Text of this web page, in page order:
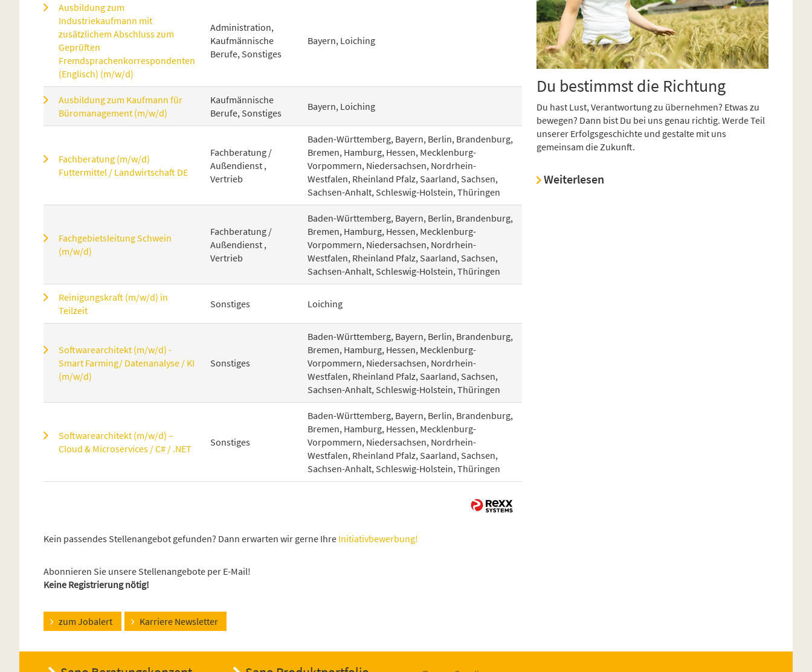
Ausbildung zum
Industriekaufmann mit
zusätzlichem Abschluss zum
Geprüften
Fremdsprachenkorrespondenten
(Englisch) (m/w/d)
Administration,
Kaufmännische
Berufe, Sonstiges
Bayern, Loiching
Ausbildung zum Kaufmann für
Büromanagement (m/w/d)
Kaufmännische
Berufe, Sonstiges
Bayern, Loiching
Fachberatung (m/w/d)
Futtermittel / Landwirtschaft DE
Fachberatung /
Außendienst ,
Vertrieb
Baden-Württemberg, Bayern, Berlin, Brandenburg,
Bremen, Hamburg, Hessen, Mecklenburg-
Vorpommern, Niedersachsen, Nordrhein-
Westfalen, Rheinland Pfalz, Saarland, Sachsen,
Sachsen-Anhalt, Schleswig-Holstein, Thüringen
Fachgebietsleitung Schwein
(m/w/d)
Fachberatung /
Außendienst ,
Vertrieb
Baden-Württemberg, Bayern, Berlin, Brandenburg,
Bremen, Hamburg, Hessen, Mecklenburg-
Vorpommern, Niedersachsen, Nordrhein-
Westfalen, Rheinland Pfalz, Saarland, Sachsen,
Sachsen-Anhalt, Schleswig-Holstein, Thüringen
Reinigungskraft (m/w/d) in
Teilzeit
Sonstiges Loiching
Softwarearchitekt (m/w/d) -
Smart Farming/ Datenanalyse / KI
(m/w/d)
Sonstiges
Baden-Württemberg, Bayern, Berlin, Brandenburg,
Bremen, Hamburg, Hessen, Mecklenburg-
Vorpommern, Niedersachsen, Nordrhein-
Westfalen, Rheinland Pfalz, Saarland, Sachsen,
Sachsen-Anhalt, Schleswig-Holstein, Thüringen
Softwarearchitekt (m/w/d) –
Cloud & Microservices / C# / .NET
Sonstiges
Baden-Württemberg, Bayern, Berlin, Brandenburg,
Bremen, Hamburg, Hessen, Mecklenburg-
Vorpommern, Niedersachsen, Nordrhein-
Westfalen, Rheinland Pfalz, Saarland, Sachsen,
Sachsen-Anhalt, Schleswig-Holstein, Thüringen
Kein passendes Stellenangebot gefunden? Dann erwarten wir gerne Ihre Initiativbewerbung!
Abonnieren Sie unsere Stellenangebote per E-Mail!
Keine Registrierung nötig!
zum Jobalert Karriere Newsletter
Du bestimmst die Richtung
Du hast Lust, Verantwortung zu übernehmen? Etwas zu
bewegen? Dann bist Du bei uns genau richtig. Werde Teil
unserer Erfolgsgeschichte und gestalte mit uns
gemeinsam die Zukunft.
Weiterlesen